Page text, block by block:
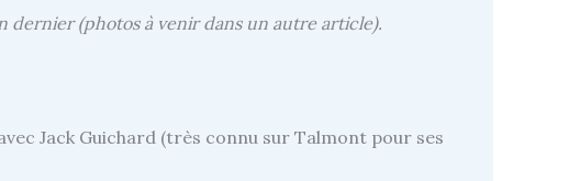
dernier (photos à venir dans un autre article).
Jack Guichard (très connu sur Talmont pour ses